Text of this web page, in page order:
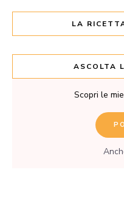
LA
ASCOLTA
Scopri le